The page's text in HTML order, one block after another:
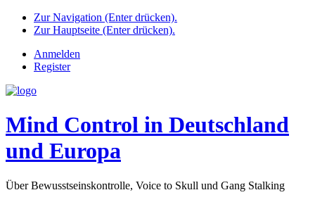
Zur Navigation (Enter drücken).
Zur Hauptseite (Enter drücken).
Anmelden
Register
Mind Control in Deutschland
und Europa
Über Bewusstseinskontrolle, Voice to Skull und Gang Stalking